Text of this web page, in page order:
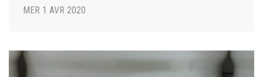
MER 1 AVR 2020